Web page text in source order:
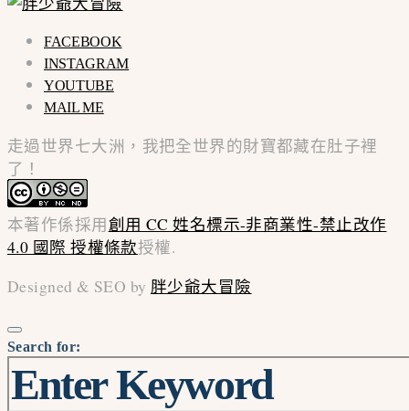
FACEBOOK
INSTAGRAM
YOUTUBE
MAIL ME
走過世界七大洲，我把全世界的財寶都藏在肚子裡
了！
本著作係採用創用 CC 姓名標示-非商業性-禁止改作
4.0 國際 授權條款授權.
Designed & SEO by 胖少爺大冒險
Search for: